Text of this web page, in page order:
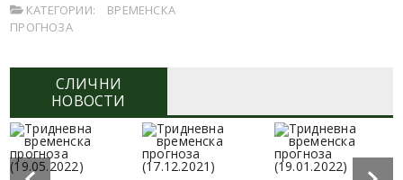
КАТЕГОРИИ:
ВРЕМЕНСКА
ПРОГНОЗА
СЛИЧНИ
НОВОСТИ